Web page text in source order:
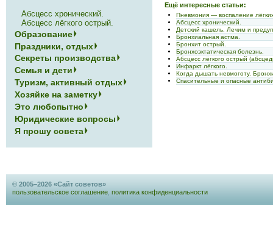
Ещё интересные статьи:
Пневмония — воспаление
Абсцесс хронический.
Детский кашель. Лечим и
Бронхиальная астма.
Бронхит острый.
Бронхоэктатическая болезнь.
Абсцесс лёгкого острый
Инфаркт лёгкого.
Когда дышать невмоготу.
Спасительные и опасные
Абсцесс хронический.
Абсцесс лёгкого острый.
Образование
Праздники, отдых
Секреты производства
Семья и дети
Туризм, активный отдых
Хозяйке на заметку
Это любопытно
Юридические вопросы
Я прошу совета
© 2005–2026 «Сайт советов»
пользовательское соглашение политика конфиденциальности